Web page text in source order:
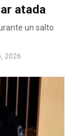
atada
un salto
2026